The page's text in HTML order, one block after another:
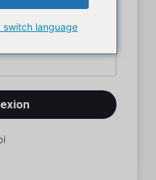
switch language